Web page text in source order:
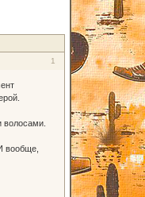
1
волосами.
вообще,